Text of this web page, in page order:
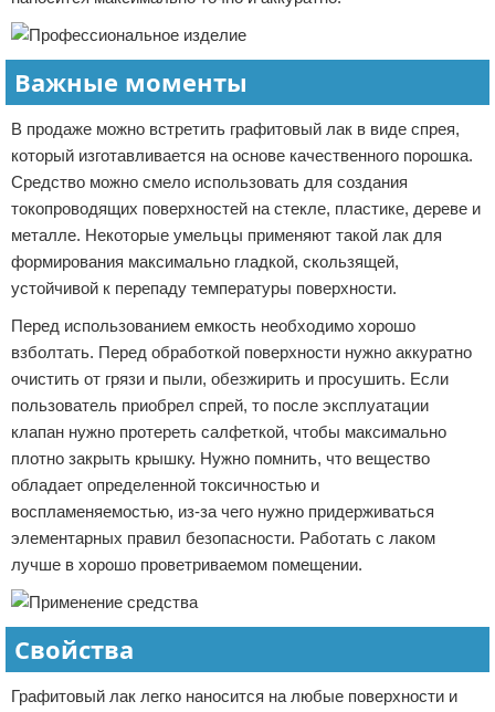
Важные моменты
В продаже можно встретить графитовый лак в виде спрея,
который изготавливается на основе качественного порошка.
Средство можно смело использовать для создания
токопроводящих поверхностей на стекле, пластике, дереве и
металле. Некоторые умельцы применяют такой лак для
формирования максимально гладкой, скользящей,
устойчивой к перепаду температуры поверхности.
Перед использованием емкость необходимо хорошо
взболтать. Перед обработкой поверхности нужно аккуратно
очистить от грязи и пыли, обезжирить и просушить. Если
пользователь приобрел спрей, то после эксплуатации
клапан нужно протереть салфеткой, чтобы максимально
плотно закрыть крышку. Нужно помнить, что вещество
обладает определенной токсичностью и
воспламеняемостью, из-за чего нужно придерживаться
элементарных правил безопасности. Работать с лаком
лучше в хорошо проветриваемом помещении.
Свойства
Графитовый лак легко наносится на любые поверхности и